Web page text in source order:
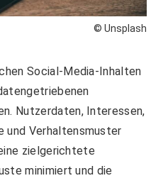
© Unsplash
Social-Media-Inhalten
Nutzerdaten, Interessen,
und Verhaltensmuster
zielgerichtete
minimiert und die